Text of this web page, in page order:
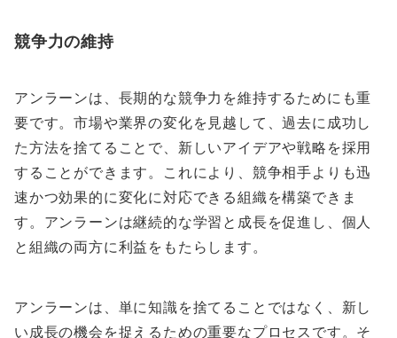
競争力の維持
アンラーンは、長期的な競争力を維持するためにも重
要です。市場や業界の変化を見越して、過去に成功し
た方法を捨てることで、新しいアイデアや戦略を採用
することができます。これにより、競争相手よりも迅
速かつ効果的に変化に対応できる組織を構築できま
す。アンラーンは継続的な学習と成長を促進し、個人
と組織の両方に利益をもたらします。
アンラーンは、単に知識を捨てることではなく、新し
い成長の機会を捉えるための重要なプロセスです。そ